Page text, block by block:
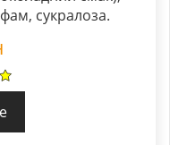
сукралоза.